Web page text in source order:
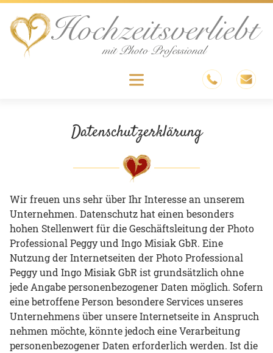
Skip
content
Menu
Datenschutzerklärung
Wir freuen uns sehr über Ihr Interesse an unserem
Unternehmen. Datenschutz hat einen besonders
hohen Stellenwert für die Geschäftsleitung der Photo
Professional Peggy und Ingo Misiak GbR. Eine
Nutzung der Internetseiten der Photo Professional
Peggy und Ingo Misiak GbR ist grundsätzlich ohne
jede Angabe personenbezogener Daten möglich. Sofern
eine betroffene Person besondere Services unseres
Unternehmens über unsere Internetseite in Anspruch
nehmen möchte, könnte jedoch eine Verarbeitung
personenbezogener Daten erforderlich werden. Ist die